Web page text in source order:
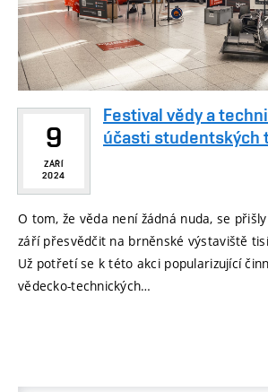
9
ZÁŘÍ
2024
Festival vědy a
účasti studentských
O tom, že věda není žádná nuda, se
září přesvědčit na brněnské výstaviště
Už potřetí se k této akci popularizující
vědecko-technických…